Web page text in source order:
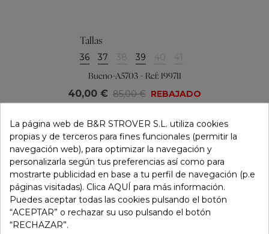
Tallas
36 37 38 39 40 41
Bueno-A5703 - Ref: 199711
40,00 € 85,00 € REBAJADO
La página web de B&R STROVER S.L. utiliza cookies
propias y de terceros para fines funcionales (permitir la
navegación web), para optimizar la navegación y
personalizarla según tus preferencias así como para
mostrarte publicidad en base a tu perfil de navegación (p.e
páginas visitadas). Clica AQUÍ para más información.
Puedes aceptar todas las cookies pulsando el botón
“ACEPTAR” o rechazar su uso pulsando el botón
“RECHAZAR”.